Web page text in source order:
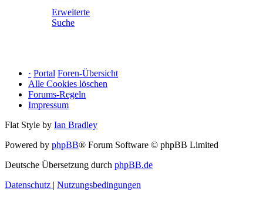
Erweiterte
Suche
· Portal Foren-Übersicht
Alle Cookies löschen
Forums-Regeln
Impressum
Flat Style by Ian Bradley
Powered by phpBB® Forum Software © phpBB Limited
Deutsche Übersetzung durch phpBB.de
Datenschutz
Nutzungsbedingungen